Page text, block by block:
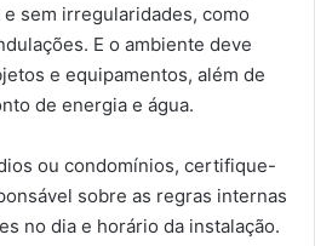
sem irregularidades, como
E o ambiente deve
e equipamentos, além de
de energia e água.
ou condomínios, certifique-
sobre as regras internas
no dia e horário da instalação.